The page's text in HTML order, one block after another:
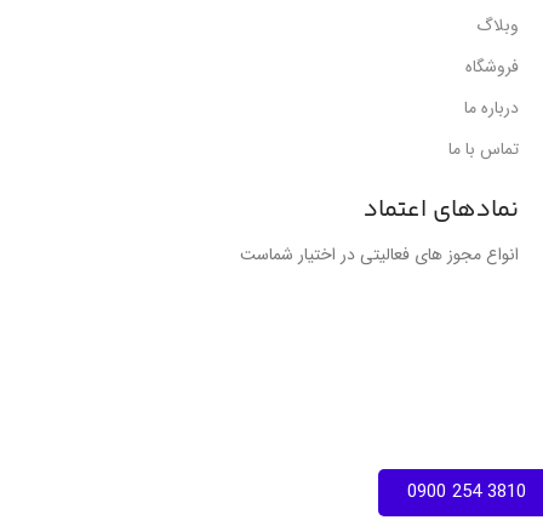
3810 254 0900
وبلاگ
فروشگاه
درباره ما
تماس با ما
نمادهای اعتماد
انواع مجوز های فعالیتی در اختیار شماست